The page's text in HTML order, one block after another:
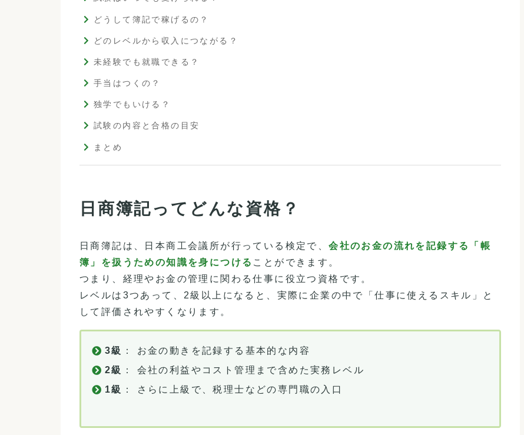
どうして簿記で稼げるの？
どのレベルから収入につながる？
未経験でも就職できる？
手当はつくの？
独学でもいける？
試験の内容と合格の目安
まとめ
日商簿記ってどんな資格？
日商簿記は、日本商工会議所が行っている検定で、会社のお金の流れを記録する「帳
簿」を扱うための知識を身につける ことができます。
つまり、経理やお金の管理に関わる仕事に役立つ資格です。
レベルは3つあって、2級以上になると、実際に企業の中で「仕事に使えるスキル」と
して評価されやすくなります。
3級
： お金の動きを記録する基本的な内容
2級
： 会社の利益やコスト管理まで含めた実務レベル
1級
： さらに上級で、税理士などの専門職の入口